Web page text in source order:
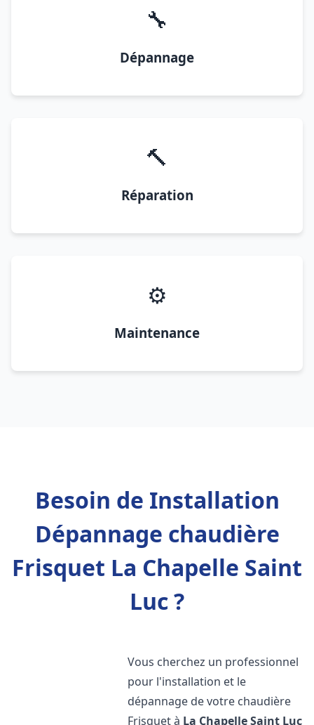
🔧
Dépannage
🔨
Réparation
⚙️
Maintenance
Besoin de Installation
Dépannage chaudière
Frisquet La Chapelle Saint
Luc ?
Vous cherchez un professionnel
pour l'installation et le
dépannage de votre chaudière
Frisquet à La Chapelle Saint Luc